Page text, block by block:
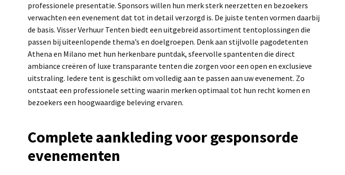
professionele presentatie. Sponsors willen hun merk sterk neerzetten en bezoekers
verwachten een evenement dat tot in detail verzorgd is. De juiste tenten vormen daarbij
de basis. Visser Verhuur Tenten biedt een uitgebreid assortiment tentoplossingen die
passen bij uiteenlopende thema’s en doelgroepen. Denk aan stijlvolle pagodetenten
Athena en Milano met hun herkenbare puntdak, sfeervolle spantenten die direct
ambiance creëren of luxe transparante tenten die zorgen voor een open en exclusieve
uitstraling. Iedere tent is geschikt om volledig aan te passen aan uw evenement. Zo
ontstaat een professionele setting waarin merken optimaal tot hun recht komen en
bezoekers een hoogwaardige beleving ervaren.
Complete aankleding voor gesponsorde
evenementen